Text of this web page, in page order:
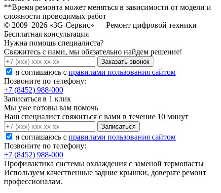
**Время ремонта может меняться в зависимости от модели и
сложности проводимых работ
© 2009–2026 «3G-Сервис» — Ремонт цифровой техники
Бесплатная консультация
Нужна помощь специалиста?
Свяжитесь с нами, мы обязательно найдем решение!
Заказать звонок
я соглашаюсь c правилами пользования сайтом
Позвоните по телефону:
+7 (8452) 988-000
Записаться в 1 клик
Мы уже готовы вам помочь
Наш специалист свяжиться с вами в течение 10 минут
Записаться
я соглашаюсь c правилами пользования сайтом
Позвоните по телефону:
+7 (8452) 988-000
Профилактика системы охлаждения с заменой термопасты
Используем качественные задние крышки, доверьте ремонт
профессионалам.